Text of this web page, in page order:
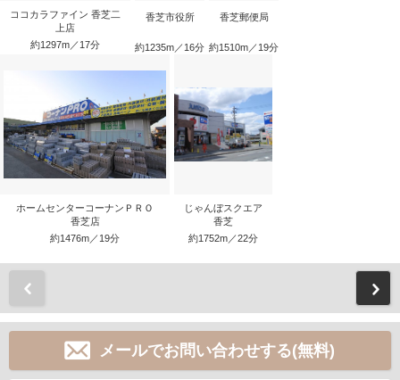
ココカラファイン 香芝二
上店
約1297m／17分
香芝市役所
約1235m／16分
香芝郵便局
約1510m／19分
ホームセンターコーナンＰＲＯ
香芝店
約1476m／19分
じゃんぼスクエア
香芝
約1752m／22分
メールでお問い合わせする(無料)